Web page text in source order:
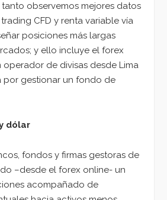
tanto observemos mejores datos
CFD y renta variable vía
posiciones más largas
y ello incluye el forex
operador de divisas desde Lima
por gestionar un fondo de
dólar
fondos y firmas gestoras de
–desde el forex online- un
acompañado de